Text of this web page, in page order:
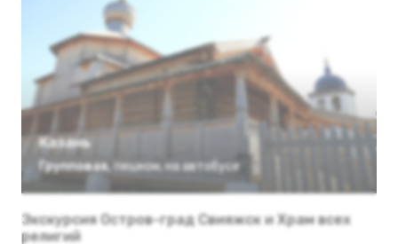
Казань
Групповая, пешком, на автобусе
Экскурсия Остров-град Свияжск и Храм всех
религий